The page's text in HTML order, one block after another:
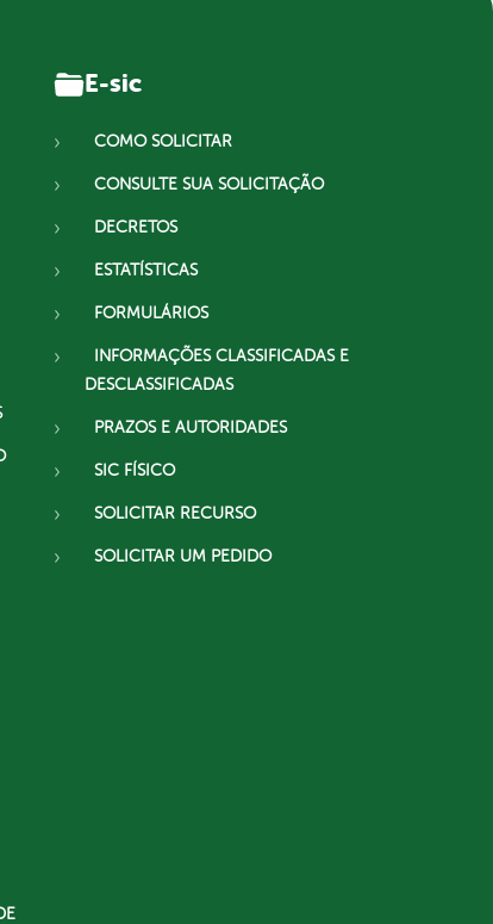
E-sic
COMO SOLICITAR
CONSULTE SUA SOLICITAÇÃO
DECRETOS
ESTATÍSTICAS
FORMULÁRIOS
INFORMAÇÕES CLASSIFICADAS E
DESCLASSIFICADAS
PRAZOS E AUTORIDADES
SIC FÍSICO
SOLICITAR RECURSO
SOLICITAR UM PEDIDO